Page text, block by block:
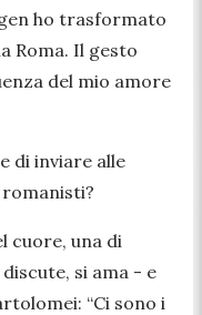
ho trasformato
Roma. Il gesto
del mio amore
di inviare alle
cuore, una di
si ama - e
“Ci sono i